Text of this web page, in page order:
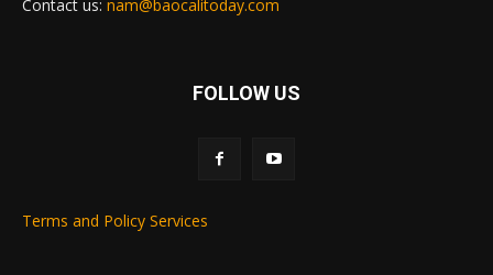
Contact us: nam@baocalitoday.com
FOLLOW US
Terms and Policy Services